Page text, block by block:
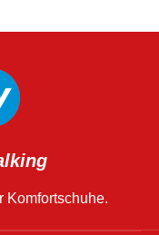
Komfortschuhe.